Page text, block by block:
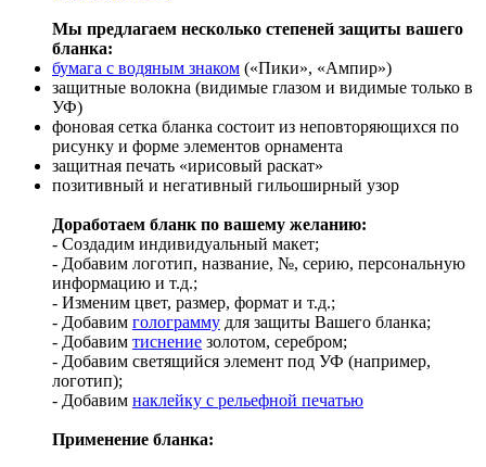
Мы предлагаем несколько степеней защиты вашего
бланка:
бумага с водяным знаком («Пики», «Ампир»)
защитные волокна (видимые глазом и видимые только в
УФ)
фоновая сетка бланка состоит из неповторяющихся по
рисунку и форме элементов орнамента
защитная печать «ирисовый раскат»
позитивный и негативный гильоширный узор
Доработаем бланк по вашему желанию:
- Создадим индивидуальный макет;
- Добавим логотип, название, №, серию, персональную
информацию и т.д.;
- Изменим цвет, размер, формат и т.д.;
- Добавим голограмму для защиты Вашего бланка;
- Добавим тиснение золотом, серебром;
- Добавим светящийся элемент под УФ (например,
логотип);
- Добавим наклейку с рельефной печатью
Применение бланка: